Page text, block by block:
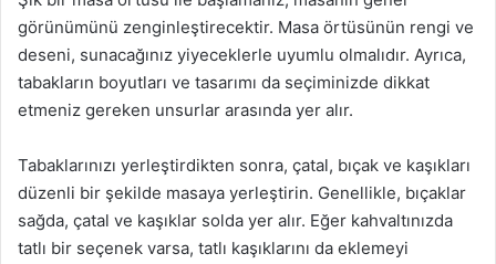
görünümünü zenginleştirecektir. Masa örtüsünün rengi ve
deseni, sunacağınız yiyeceklerle uyumlu olmalıdır. Ayrıca,
tabakların boyutları ve tasarımı da seçiminizde dikkat
etmeniz gereken unsurlar arasında yer alır.
Tabaklarınızı yerleştirdikten sonra, çatal, bıçak ve kaşıkları
düzenli bir şekilde masaya yerleştirin. Genellikle, bıçaklar
sağda, çatal ve kaşıklar solda yer alır. Eğer kahvaltınızda
tatlı bir seçenek varsa, tatlı kaşıklarını da eklemeyi